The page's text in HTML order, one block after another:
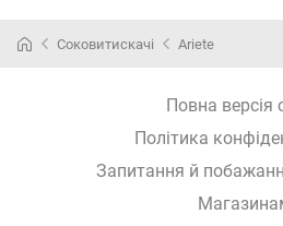
Соковитискачі Ariete
Повна версія
Політика
Запитання й